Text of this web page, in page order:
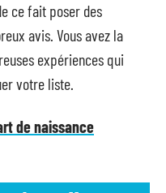
ce fait poser des
avis. Vous avez la
expériences qui
votre liste.
de naissance